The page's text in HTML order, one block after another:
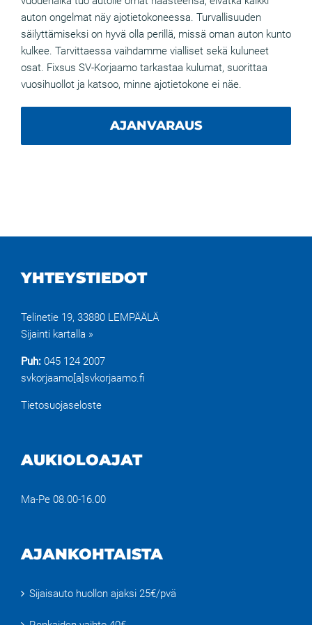
auton ongelmat näy ajotietokoneessa. Turvallisuuden
säilyttämiseksi on hyvä olla perillä, missä oman auton kunto
kulkee. Tarvittaessa vaihdamme vialliset sekä kuluneet
osat. Fixsus SV-Korjaamo tarkastaa kulumat, suorittaa
vuosihuollot ja katsoo, minne ajotietokone ei näe.
AJANVARAUS
YHTEYSTIEDOT
Telinetie 19, 33880 LEMPÄÄLÄ
Sijainti kartalla »
Puh: 045 124 2007
svkorjaamo[a]svkorjaamo.fi
Tietosuojaseloste
AUKIOLOAJAT
Ma-Pe 08.00-16.00
AJANKOHTAISTA
Sijaisauto huollon ajaksi 25€/pvä